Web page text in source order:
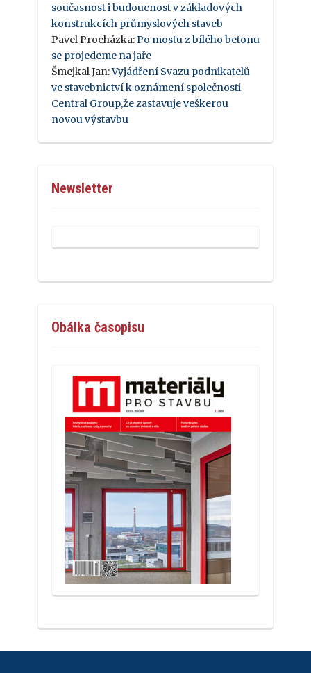
současnost i budoucnost v základových
konstrukcích průmyslových staveb
Pavel Procházka: Po mostu z bílého betonu
se projedeme na jaře
Šmejkal Jan:Vyjádření Svazu podnikatelů
ve stavebnictví k oznámení společnosti
Central Group,že zastavuje veškerou
novou výstavbu
Newsletter
Obálka časopisu